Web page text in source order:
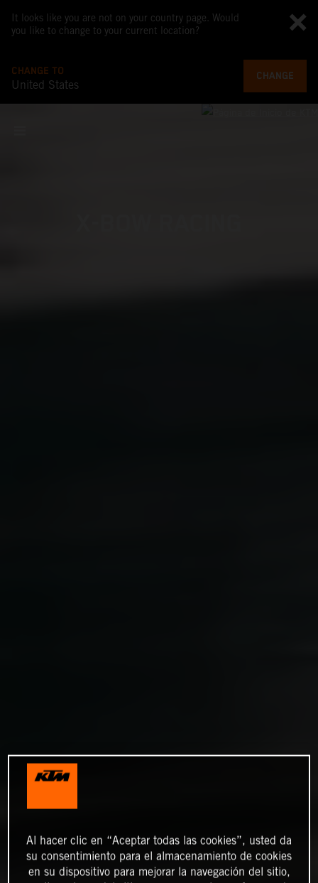
It looks like you are not on your country page. Would
you like to change to your current location?
CHANGE TO
United States
CHANGE
Al hacer clic en “Aceptar todas las cookies”, usted da
su consentimiento para el almacenamiento de cookies
en su dispositivo para mejorar la navegación del sitio,